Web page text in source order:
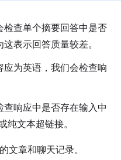
检查单个摘要回答中是否
表示回答质量较差。
应为英语，我们会检查响
查响应中是否存在输入中
文本超链接。
文章和聊天记录。